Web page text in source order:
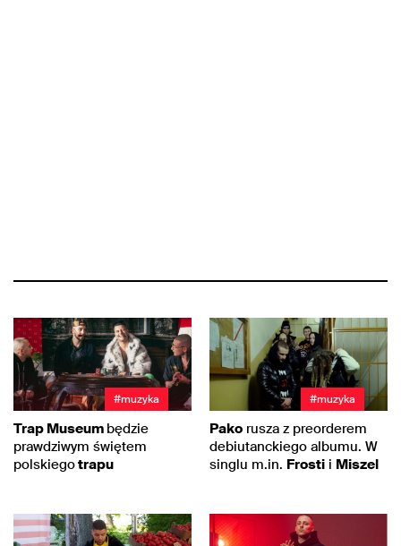
#muzyka
Trap Museum będzie
prawdziwym świętem
polskiegotrapu
#muzyka
Pako rusza z preorderem
debiutanckiego albumu. W
singlu m.in. Frosti i Miszel